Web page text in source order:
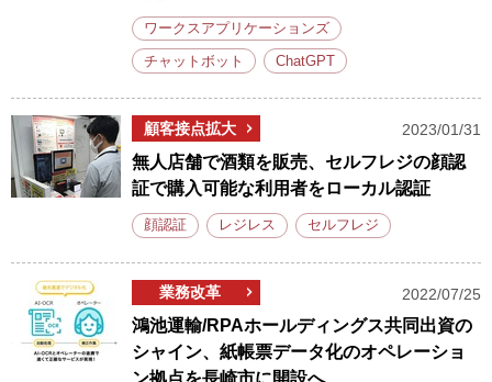
ワークスアプリケーションズ
チャットボット ChatGPT
顧客接点拡大 2023/01/31
無人店舗で酒類を販売、セルフレジの顔認
証で購入可能な利用者をローカル認証
顔認証 レジレス セルフレジ
業務改革 2022/07/25
鴻池運輸/RPAホールディングス共同出資の
シャイン、紙帳票データ化のオペレーショ